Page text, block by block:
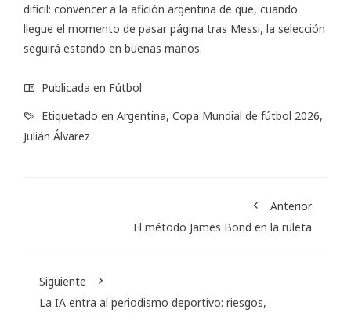
difícil: convencer a la afición argentina de que, cuando
llegue el momento de pasar página tras Messi, la selección
seguirá estando en buenas manos.
Publicada en Fútbol
Etiquetado en Argentina, Copa Mundial de fútbol 2026,
Julián Álvarez
Anterior
El método James Bond en la ruleta
Siguiente
La IA entra al periodismo deportivo: riesgos,